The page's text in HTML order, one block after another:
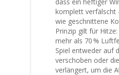
komplett verfälscht
wie geschnittene
Prinzip gilt für Hitze:
mehr als 70 %
Spiel entweder auf
verschoben oder
verlängert, um die